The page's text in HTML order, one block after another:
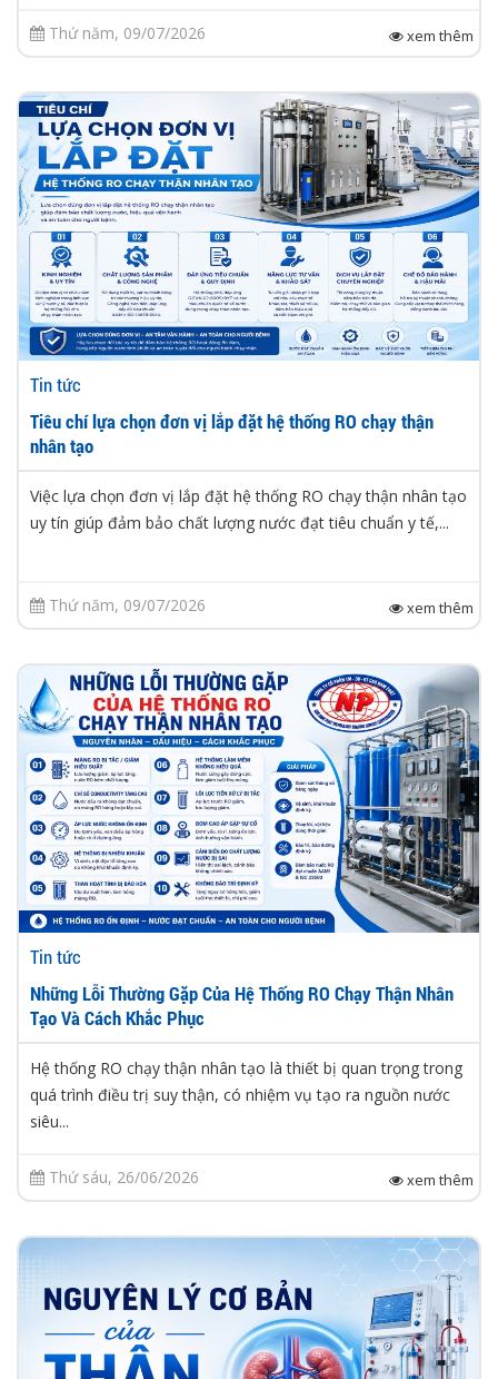
Thứ năm, 09/07/2026 xem thêm
Tin tức
Tiêu chí lựa chọn đơn vị lắp đặt hệ thống RO chạy thận
nhân tạo
Việc lựa chọn đơn vị lắp đặt hệ thống RO chạy thận nhân tạo
uy tín giúp đảm bảo chất lượng nước đạt tiêu chuẩn y tế,...
Thứ năm, 09/07/2026 xem thêm
Tin tức
Những Lỗi Thường Gặp Của Hệ Thống RO Chạy Thận Nhân
Tạo Và Cách Khắc Phục
Hệ thống RO chạy thận nhân tạo là thiết bị quan trọng trong
quá trình điều trị suy thận, có nhiệm vụ tạo ra nguồn nước
siêu...
Thứ sáu, 26/06/2026 xem thêm